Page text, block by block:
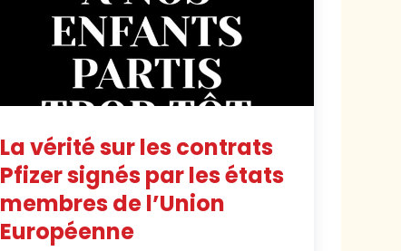
La vérité sur les contrats
Pfizer signés par les états
membres de l’Union
Européenne